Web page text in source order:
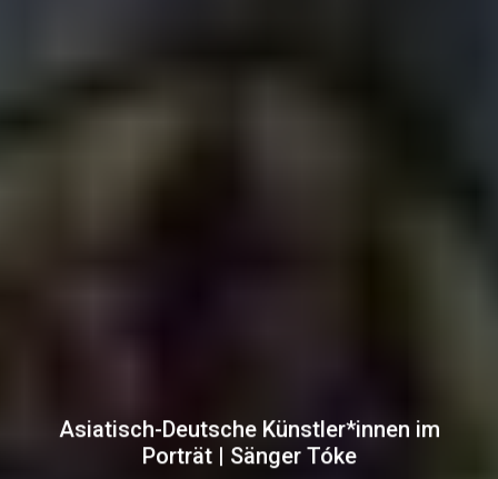
Asiatisch-Deutsche Künstler*innen im
Porträt | Sänger Tóke